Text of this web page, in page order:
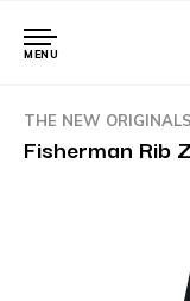
MENU
THE NEW ORIGINALS
Fisherman Rib